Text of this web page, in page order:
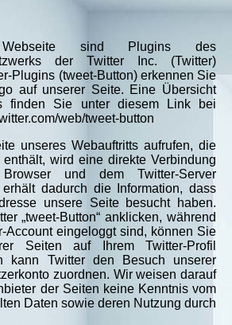
sind Plugins des
der Twitter Inc. (Twitter)
Plugins (tweet-Button) erkennen Sie
auf unserer Seite. Eine Übersicht
finden Sie unter diesem Link bei
web/tweet-button
unseres Webauftritts aufrufen, die
wird eine direkte Verbindung
und dem Twitter-Server
erhält dadurch die Information, dass
unsere Seite besucht haben.
„tweet-Button“ anklicken, während
Account eingeloggt sind, können Sie
Seiten auf Ihrem Twitter-Profil
kann Twitter den Besuch unserer
zuordnen. Wir weisen darauf
der Seiten keine Kenntnis vom
Daten sowie deren Nutzung durch